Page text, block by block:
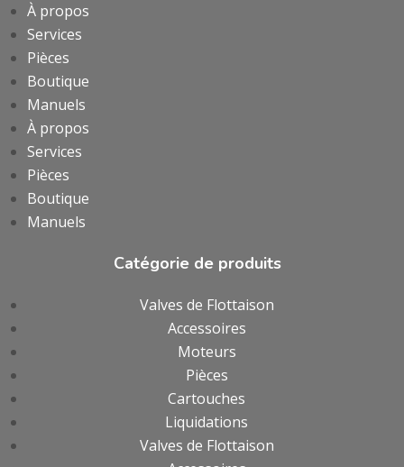
À propos
Services
Pièces
Boutique
Manuels
À propos
Services
Pièces
Boutique
Manuels
Catégorie de produits
Valves de Flottaison
Accessoires
Moteurs
Pièces
Cartouches
Liquidations
Valves de Flottaison